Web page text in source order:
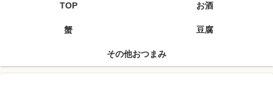
TOP お酒
蟹 豆腐
その他おつまみ